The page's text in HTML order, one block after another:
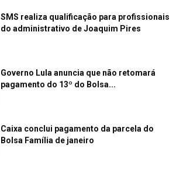
SMS realiza qualificação para profissionais
do administrativo de Joaquim Pires
Governo Lula anuncia que não retomará
pagamento do 13º do Bolsa...
Caixa conclui pagamento da parcela do
Bolsa Família de janeiro